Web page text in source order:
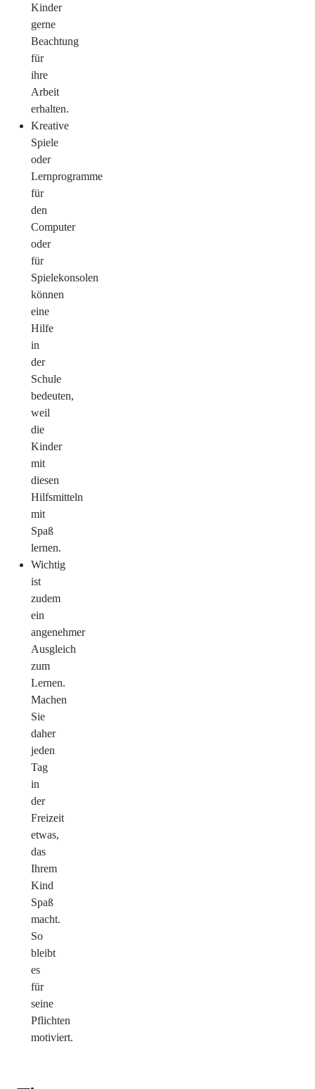
Kinder
gerne
Beachtung
für
ihre
Arbeit
erhalten.
Kreative
Spiele
oder
Lernprogramme
für
den
Computer
oder
für
Spielekonsolen
können
eine
Hilfe
in
der
Schule
bedeuten,
weil
die
Kinder
mit
diesen
Hilfsmitteln
mit
Spaß
lernen.
Wichtig
ist
zudem
ein
angenehmer
Ausgleich
zum
Lernen.
Machen
Sie
daher
jeden
Tag
in
der
Freizeit
etwas,
das
Ihrem
Kind
Spaß
macht.
So
bleibt
es
für
seine
Pflichten
motiviert.